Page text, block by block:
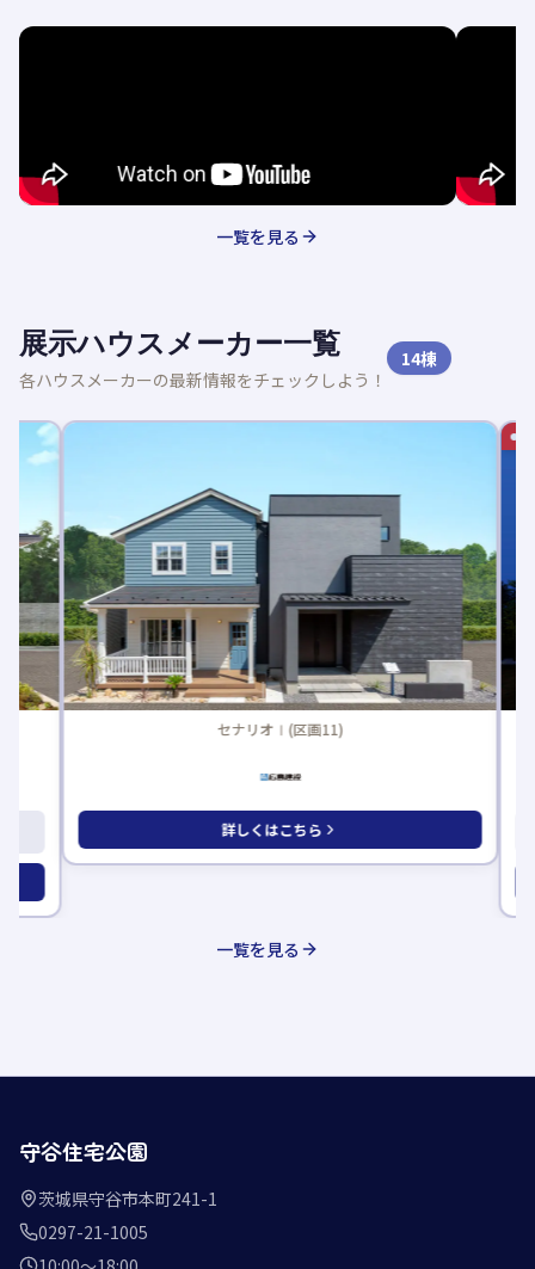
一覧を見る
展示ハウスメーカー一覧
各ハウスメーカーの最新情報をチェックしよう！
14棟
セナリオⅠ(区画11)
詳しくはこちら
新着記事
一覧を見る
守谷住宅公園
茨城県守谷市本町241-1
0297-21-1005